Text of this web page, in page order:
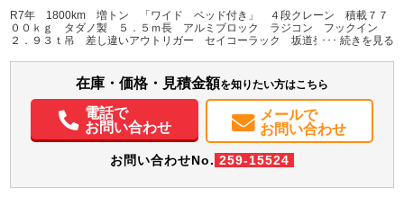
埼玉県
W:2,350
H:490
W:2,490
H:3,000
無
パワステ パワーウィンドウ ABS エアバッグ
集中ドアロック
電動格納ミラー
ETC
R7年 1800km 増トン 「ワイド ベッド付き」 ４段クレーン 積載７７
００ｋｇ タダノ製 ５．５ｍ長 アルミブロック ラジコン フックイン
２．９３ｔ吊 差し違いアウトリガー セイコーラック 坂道発進補助 ＥＴ
型 上物同年式 ステンレス工具箱 敷板入れ 輪止めホルダー ＨＩＤヘッ
ドライト ミラーヒーター
在庫・価格・見積金額を知りたい方はこちら
電話で
お問い合わせ
メールで
お問い合わせ
お問い合わせNo. 259-15524